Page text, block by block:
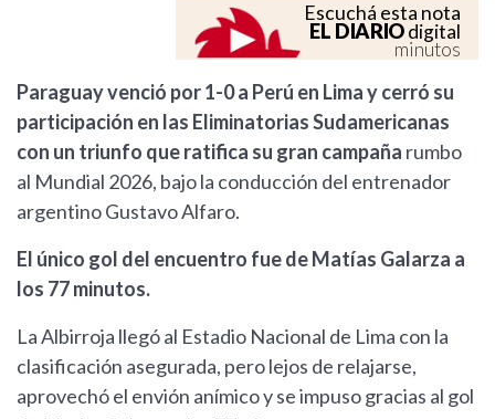
Escuchá esta nota
EL DIARIOdigital
minutos
Paraguay venció por 1-0 a Perú en Lima y cerró su
participación en las Eliminatorias Sudamericanas
con un triunfo que ratifica su gran campaña rumbo
al Mundial 2026, bajo la conducción del entrenador
argentino Gustavo Alfaro.
El único gol del encuentro fue de Matías Galarza a
los 77 minutos.
La Albirroja llegó al Estadio Nacional de Lima con la
clasificación asegurada, pero lejos de relajarse,
aprovechó el envión anímico y se impuso gracias al gol